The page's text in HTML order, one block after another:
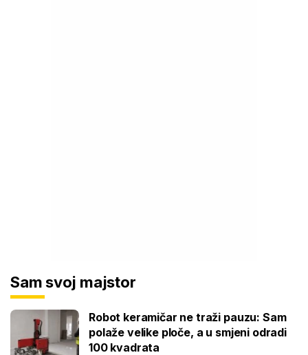
Sam svoj majstor
Robot keramičar ne traži pauzu: Sam
polaže velike ploče, a u smjeni odradi
100 kvadrata